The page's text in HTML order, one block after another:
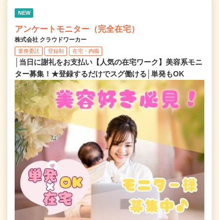
NEW
アンケートモニター（完全在宅）
株式会社 クラウドワーカー
業務委託 登録制 在宅・内職
│当日に謝礼をお支払い【人気の在宅ワーク】美容系モニ
ター募集！★登録するだけでスグ働ける│単発もOK